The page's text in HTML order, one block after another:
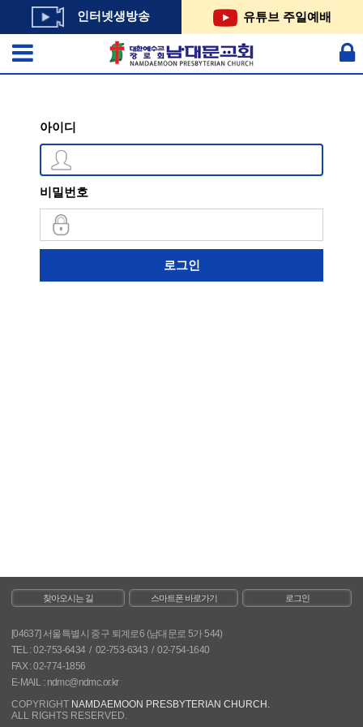
인터넷생방송 유튜브 주일예배
아이디
비밀번호
찾아오시는 길 스마트폰 바로가기 로그인
[04637] 서울특별시 중구 퇴계로6 (남대문로 5가 544)
TEL : 02-753-6434 / 02-753-6343 /02-754-1640
FAX : 02-774-1856
E-MAIL : ndmc@ndmc.or.kr
COPYRIGHT NAMDAEMOON PRESBYTERIAN CHURCH.
ALL RIGHTS RESERVED.